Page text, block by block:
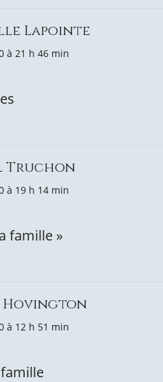
Lapointe
à 21 h 46 min
Truchon
à 19 h 14 min
famille »
Hovington
à 12 h 51 min